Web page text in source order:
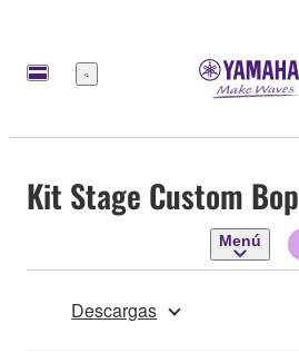
Menú
Kit Stage Custom Bop
Menú
Descargas